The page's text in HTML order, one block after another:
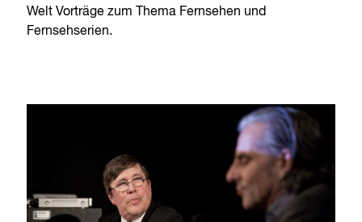
Welt Vorträge zum Thema Fernsehen und
Fernsehserien.